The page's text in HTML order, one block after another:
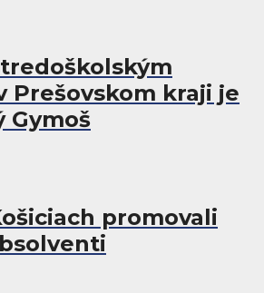
Prešovskom kraji je
Gymoš
promovali